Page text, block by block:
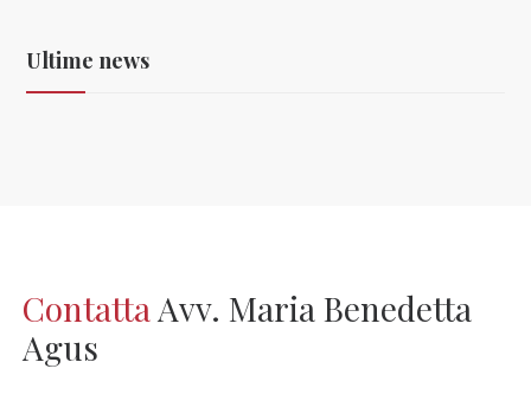
Ultime news
ContattaAvv. Maria Benedetta
Agus